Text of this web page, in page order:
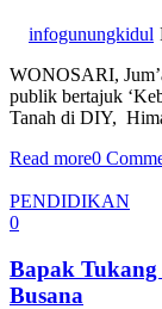
infogunungkidul
WONOSARI,
publik bertajuk
Tanah di DIY,
Read more0
PENDIDIKAN
0
Bapak Tukang
Busana